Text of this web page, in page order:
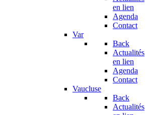
en lien
Agenda
Contact
Var
Back
Actualités
en lien
Agenda
Contact
Vaucluse
Back
Actualités